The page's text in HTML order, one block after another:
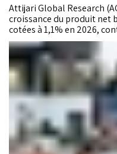
Attijari Global Research
croissance du produit net
cotées à 1,1% en 2026,
recherche abaisse
des bénéfices à 3,5%,
soutenue entre 2026 et
normalisation des